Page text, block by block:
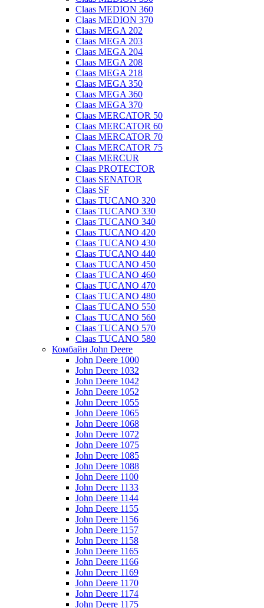
Claas MEDION 360
Claas MEDION 370
Claas MEGA 202
Claas MEGA 203
Claas MEGA 204
Claas MEGA 208
Claas MEGA 218
Claas MEGA 350
Claas MEGA 360
Claas MEGA 370
Claas MERCATOR 50
Claas MERCATOR 60
Claas MERCATOR 70
Claas MERCATOR 75
Claas MERCUR
Claas PROTECTOR
Claas SENATOR
Claas SF
Claas TUCANO 320
Claas TUCANO 330
Claas TUCANO 340
Claas TUCANO 420
Claas TUCANO 430
Claas TUCANO 440
Claas TUCANO 450
Claas TUCANO 460
Claas TUCANO 470
Claas TUCANO 480
Claas TUCANO 550
Claas TUCANO 560
Claas TUCANO 570
Claas TUCANO 580
Комбайн John Deere
John Deere 1000
John Deere 1032
John Deere 1042
John Deere 1052
John Deere 1055
John Deere 1065
John Deere 1068
John Deere 1072
John Deere 1075
John Deere 1085
John Deere 1088
John Deere 1100
John Deere 1133
John Deere 1144
John Deere 1155
John Deere 1156
John Deere 1157
John Deere 1158
John Deere 1165
John Deere 1166
John Deere 1169
John Deere 1170
John Deere 1174
John Deere 1175